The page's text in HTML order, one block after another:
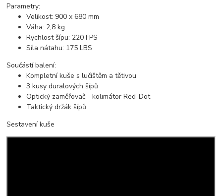
Parametry:
Velikost: 900 x 680 mm
Váha: 2,8 kg
Rychlost šípu: 220 FPS
Síla nátahu: 175 LBS
Součástí balení:
Kompletní kuše s lučištěm a tětivou
3 kusy duralových šípů
Optický zaměřovač - kolimátor Red-Dot
Taktický držák šípů
Sestavení kuše